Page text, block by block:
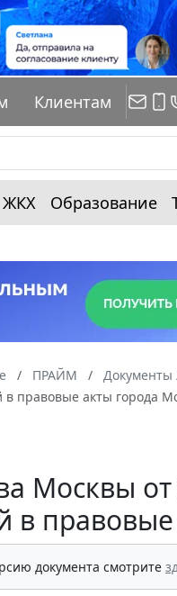
Клиентам
ЖКХ Образование
ПРАЙМ
правовые акты города
Москвы
документа смотрите